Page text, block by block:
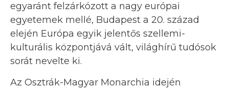
egyaránt felzárkózott a nagy európai
egyetemek mellé, Budapest a 20. század
elején Európa egyik jelentős szellemi-
kulturális központjává vált, világhírű tudósok
sorát nevelte ki.
Az Osztrák-Magyar Monarchia idején